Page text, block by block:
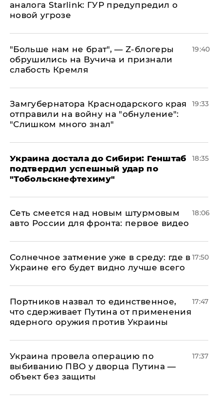
аналога Starlink: ГУР предупредил о
новой угрозе
​"Больше нам не брат", — Z-блогеры
обрушились на Вучича и признали
слабость Кремля
19:40
Замгубернатора Краснодарского края
отправили на войну на "обнуление":
"Слишком много знал"
19:33
Украина достала до Сибири: Генштаб
подтвердил успешный удар по
"Тобольскнефтехиму"
18:35
Сеть смеется над новым штурмовым
авто России для фронта: первое видео
18:06
​Солнечное затмение уже в среду: где в
Украине его будет видно лучше всего
17:50
Портников назвал то единственное,
что сдерживает Путина от применения
ядерного оружия против Украины
17:47
Украина провела операцию по
выбиванию ПВО у дворца Путина —
объект без защиты
17:37